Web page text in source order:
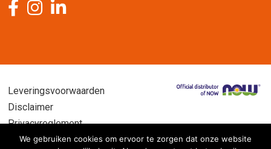
Leveringsvoorwaarden
Disclaimer
Privacyreglement
We gebruiken cookies om ervoor te zorgen dat onze website